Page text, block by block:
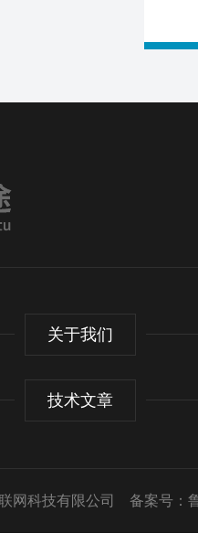
关于我们
技术文章
网科技有限公司 备案号：